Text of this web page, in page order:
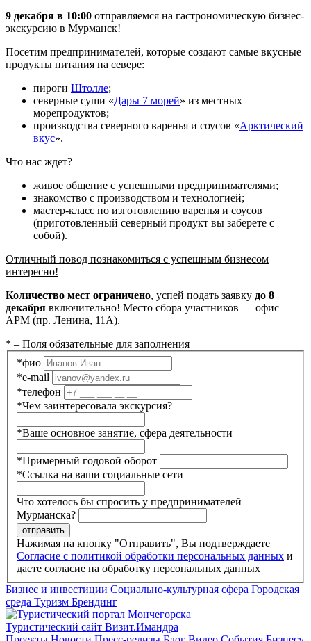
9 декабря в 10:00 отправляемся на гастрономическую бизнес-
экскурсию в Мурманск!
Посетим предпринимателей, которые создают самые вкусные
продукты питания на севере:
пироги Штолле;
северные суши «Дары 7 морей» из местных
морепродуктов;
производства северного варенья и соусов «Арктический
вкус».
Что нас ждет?
живое общение с успешными предпринимателями;
знакомство с производством и технологией;
мастер-класс по изготовлению варенья и соусов
(приготовленный северный продукт вы заберете с
собой).
Отличный повод познакомиться с успешным бизнесом
интересно!
Количество мест ограничено, успей подать заявку до 8
декабря включительно! Место сбора участников — офис
АРМ (пр. Ленина, 11А).
* – Поля обязательные для заполнения
*фио
*e-mail
*телефон
*Чем заинтересовала экскурсия?
*Ваше основное занятие, сфера деятельности
*Примерный годовой оборот
*Ссылка на ваши социальные сети
Что хотелось бы спросить у предпринимателей
Мурманска?
отправить
Нажимая на кнопку "Отправить", Вы подтверждаете
Согласие с политикой обработки персональных данных и
даете согласие на обработку персональных данных
Бизнес и инвестиции Социально-культурная сфера Городская
среда Туризм Брендинг
Туристический сайт Визит.Имандра